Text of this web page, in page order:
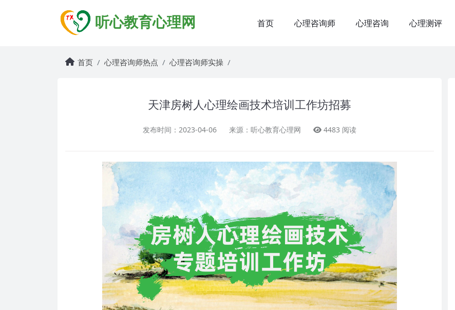
听心教育心理网 首页 心理咨询师 心理咨询 心理测评
首页 心理咨询师热点 心理咨询师实操
天津房树人心理绘画技术培训工作坊招募
发布时间：2023-04-06 来源：听心教育心理网 4483 阅读